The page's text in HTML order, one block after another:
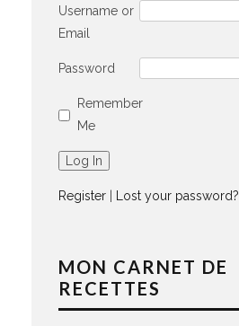
Username or
Email
Password
Remember
Me
Register Lost your password?
MON CARNET DE
RECETTES